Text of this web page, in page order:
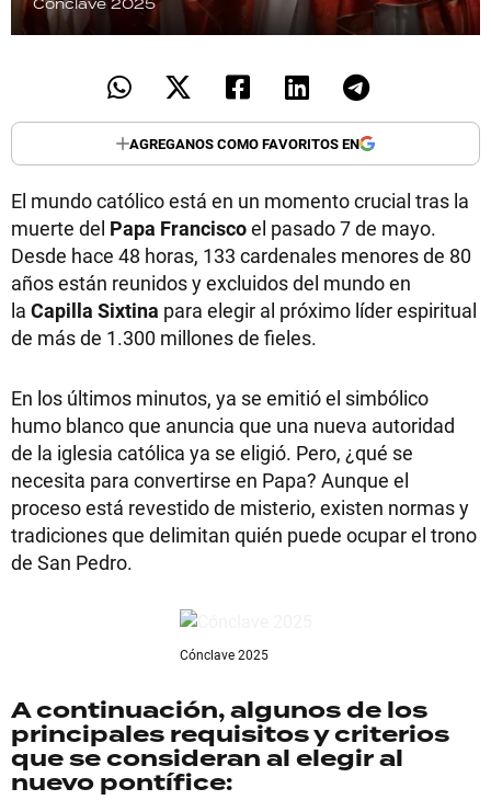
Cónclave 2025
AGREGANOS COMO FAVORITOS EN
El mundo católico está en un momento crucial tras la
muerte del Papa Franciscoel pasado 7 de mayo.
Desde hace 48 horas, 133 cardenales menores de 80
años están reunidos y excluidos del mundo en
la Capilla Sixtina para elegir al próximo líder espiritual
de más de 1.300 millones de fieles.
En los últimos minutos, ya se emitió el simbólico
humo blanco que anuncia que una nueva autoridad
de la iglesia católica ya se eligió. Pero, ¿qué se
necesita para convertirse en Papa? Aunque el
proceso está revestido de misterio, existen normas y
tradiciones que delimitan quién puede ocupar el trono
de San Pedro.
Cónclave 2025
A continuación, algunos de los
principales requisitos y criterios
que se consideran al elegir al
nuevo pontífice: